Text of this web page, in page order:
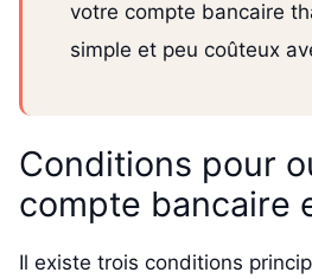
votre compte bancaire
simple et peu coûteux
Conditions pour
compte bancaire
Il existe trois conditions